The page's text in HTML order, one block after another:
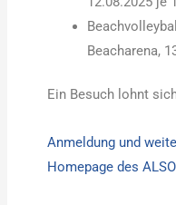
Beacharena,
Ein Besuch lohnt
Anmeldung und
Homepage des